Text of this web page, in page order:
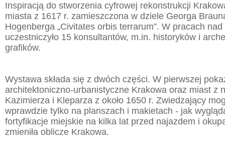
Inspiracją do stworzenia cyfrowej rekonstrukcji
miasta z 1617 r. zamieszczona w dziele Georga
Hogenberga „Civitates orbis terrarum”. W pracach
uczestniczyło 15 konsultantów, m.in. historyków i
grafików.
Wystawa składa się z dwóch części. W pierwszej
architektoniczno-urbanistyczne Krakowa oraz miast z
Kazimierza i Kleparza z około 1650 r. Zwiedzający
wprawdzie tylko na planszach i makietach - jak
fortyfikacje miejskie na kilka lat przed najazdem i
zmieniła oblicze Krakowa.